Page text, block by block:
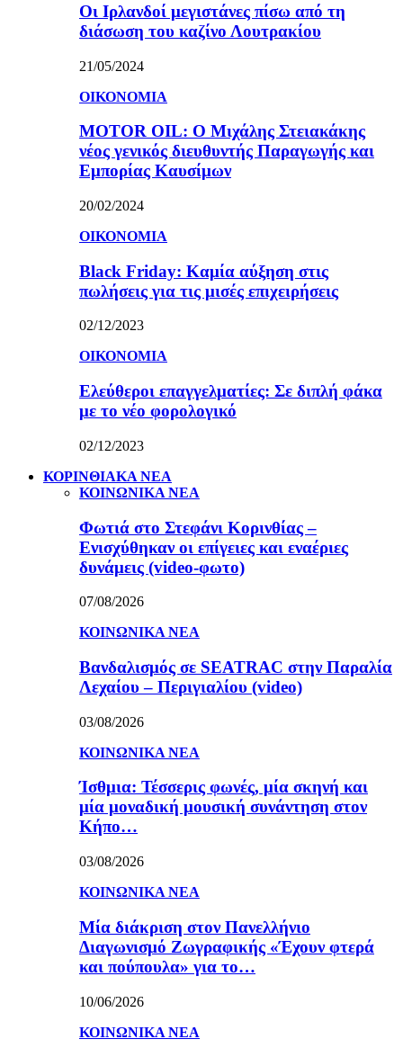
Οι Ιρλανδοί μεγιστάνες πίσω από τη
διάσωση του καζίνο Λουτρακίου
21/05/2024
ΟΙΚΟΝΟΜΙΑ
MOTOR OIL: Ο Μιχάλης Στειακάκης
νέος γενικός διευθυντής Παραγωγής και
Εμπορίας Καυσίμων
20/02/2024
ΟΙΚΟΝΟΜΙΑ
Black Friday: Καμία αύξηση στις
πωλήσεις για τις μισές επιχειρήσεις
02/12/2023
ΟΙΚΟΝΟΜΙΑ
Ελεύθεροι επαγγελματίες: Σε διπλή φάκα
με το νέο φορολογικό
02/12/2023
ΚΟΡΙΝΘΙΑΚΑ ΝΕΑ
ΚΟΙΝΩΝΙΚΑ ΝΕΑ
Φωτιά στο Στεφάνι Κορινθίας –
Ενισχύθηκαν οι επίγειες και εναέριες
δυνάμεις (video-φωτο)
07/08/2026
ΚΟΙΝΩΝΙΚΑ ΝΕΑ
Βανδαλισμός σε SEATRAC στην Παραλία
Λεχαίου – Περιγιαλίου (video)
03/08/2026
ΚΟΙΝΩΝΙΚΑ ΝΕΑ
Ίσθμια: Τέσσερις φωνές, μία σκηνή και
μία μοναδική μουσική συνάντηση στον
Κήπο…
03/08/2026
ΚΟΙΝΩΝΙΚΑ ΝΕΑ
Μία διάκριση στον Πανελλήνιο
Διαγωνισμό Ζωγραφικής «Έχουν φτερά
και πούπουλα» για το…
10/06/2026
ΚΟΙΝΩΝΙΚΑ ΝΕΑ